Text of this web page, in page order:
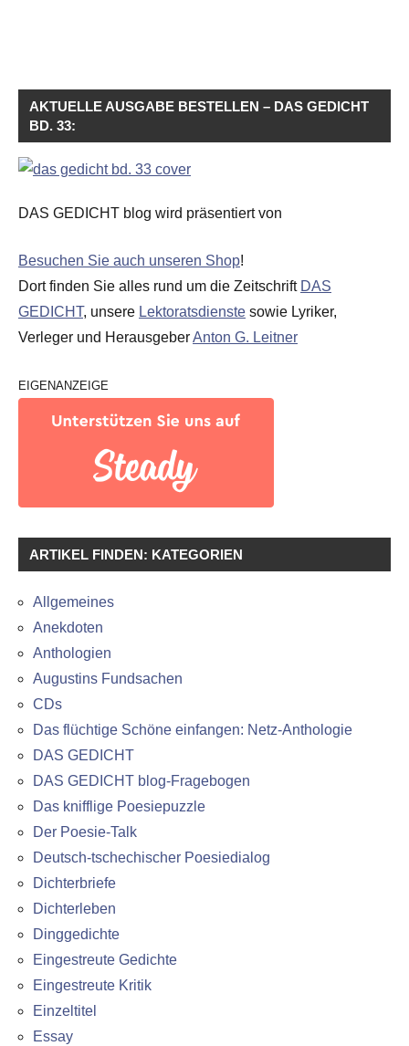
AKTUELLE AUSGABE BESTELLEN – DAS GEDICHT
BD. 33:
DAS GEDICHT blog wird präsentiert von
Besuchen Sie auch unseren Shop!
Dort finden Sie alles rund um die Zeitschrift DAS
GEDICHT, unsere Lektoratsdienste sowie Lyriker,
Verleger und HerausgeberAnton G. Leitner
EIGENANZEIGE
ARTIKEL FINDEN: KATEGORIEN
Allgemeines
Anekdoten
Anthologien
Augustins Fundsachen
CDs
Das flüchtige Schöne einfangen: Netz-Anthologie
DAS GEDICHT
DAS GEDICHT blog-Fragebogen
Das knifflige Poesiepuzzle
Der Poesie-Talk
Deutsch-tschechischer Poesiedialog
Dichterbriefe
Dichterleben
Dinggedichte
Eingestreute Gedichte
Eingestreute Kritik
Einzeltitel
Essay